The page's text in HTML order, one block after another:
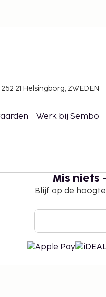
21 Helsingborg, ZWEDEN
Werk bij Sembo
Mis niets
Blijf op de